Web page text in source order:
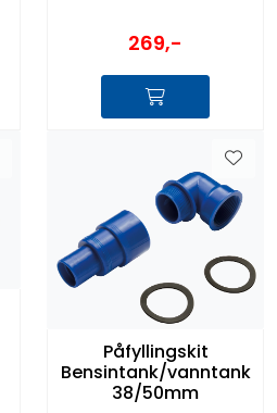
269,-
Påfyllingskit
Bensintank/vanntank
38/50mm